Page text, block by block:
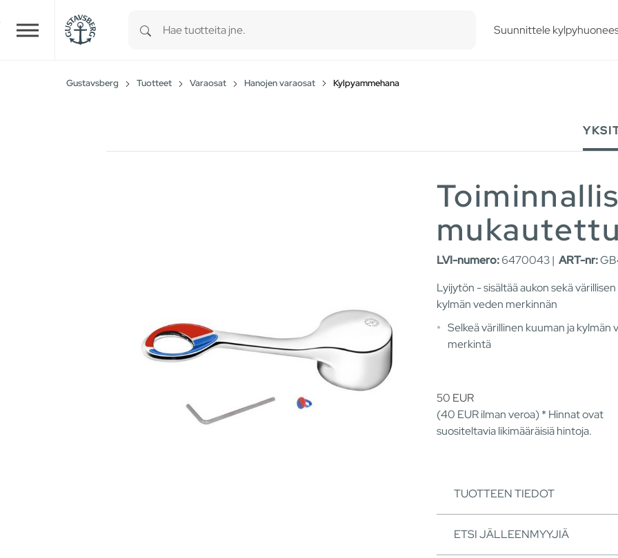
Skip to main content Suunnittele
Gustavsberg Tuotteet Varaosat Hanojen varaosat Kylpyammehana
LVI-numero:6470043 | ART-nr:
Lyijytön - sisältää aukon sekä
kylmän veden merkinnän
Selkeä värillinen kuuman ja kylmän
merkintä
50 EUR
(40 EURilman veroa) * Hinnat ovat
suositeltavia likimääräisiä hintoja.
TUOTTEEN TIEDOT
ETSI JÄLLEENMYYJIÄ